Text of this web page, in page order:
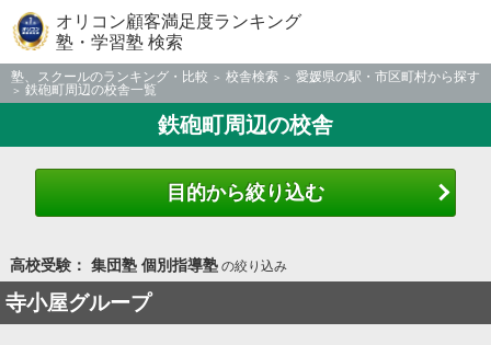
オリコン顧客満足度ランキング
塾・学習塾 検索
塾、スクールのランキング・比較 校舎検索
愛媛県の駅・市区町村から探す
鉄砲町周辺の校舎一覧
鉄砲町周辺の校舎
目的から絞り込む
高校受験： 集団塾 個別指導塾の絞り込み
寺小屋グループ